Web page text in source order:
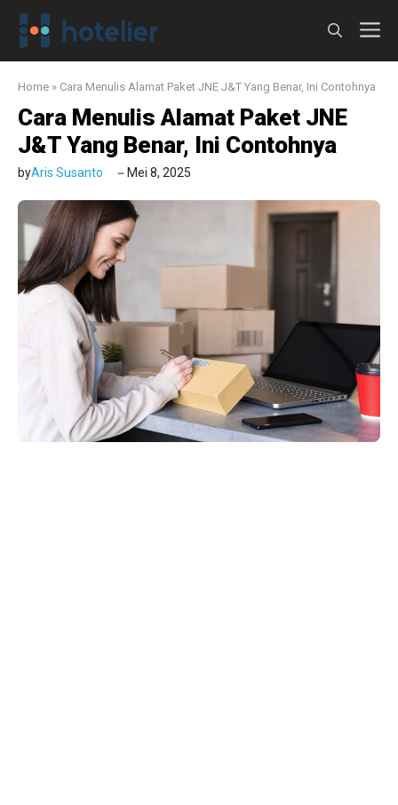
Langsung
Home » Cara Menulis Alamat Paket JNE J&T Yang Benar, Ini Contohnya
Cara Menulis Alamat Paket JNE
J&T Yang Benar, Ini Contohnya
byAris Susanto Mei 8, 2025